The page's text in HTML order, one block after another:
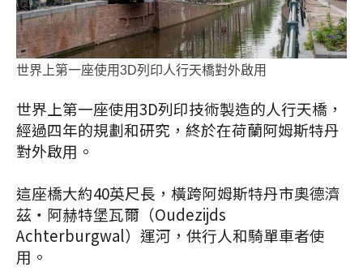
世界上第一座使用3D列印人行天橋對外啟用
世界上第一座使用3D列印技術製造的人行天橋，
經過四年的規劃和研究，終於在荷蘭阿姆斯特丹
對外啟用。
這座橋大約40英尺長，橫跨阿姆斯特丹市奧德濟
茲‧阿赫特堡瓦爾（Oudezijds
Achterburgwal）運河，供行人和騎單車者使
用。